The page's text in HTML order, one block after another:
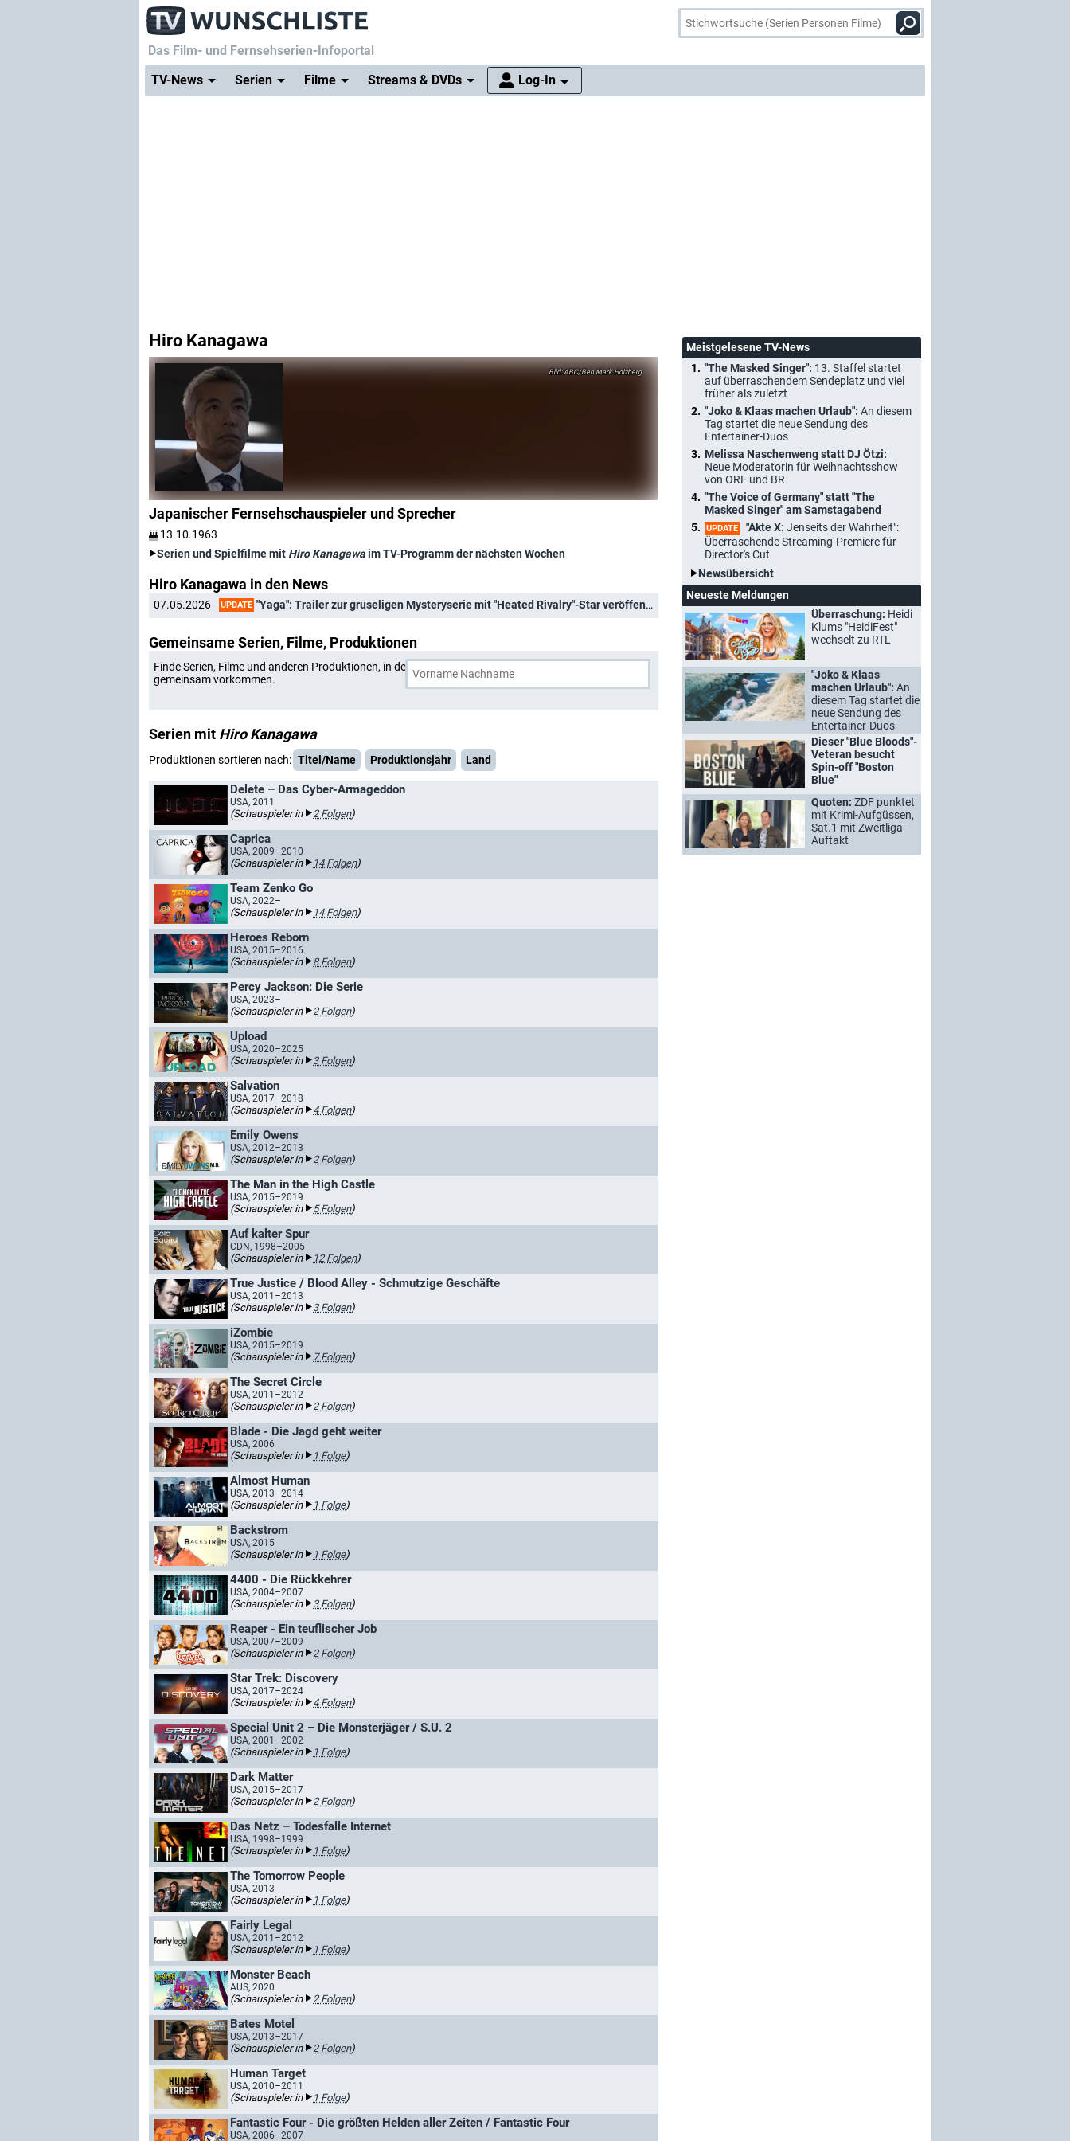
Das Film- und Fernsehserien-Infoportal
TV-News
Serien Filme Streams & DVDs Log-In
Hiro Kanagawa
ABC/Ben Mark Holzberg
Japanischer Fernsehschauspieler und Sprecher
13.10.1963
Serien und Spielfilme mit Hiro Kanagawaim TV-Programm der nächsten Wochen
Hiro Kanagawa in den News
07.05.2026 UPDATE "Yaga": Trailer zur gruseligen Mysteryserie mit "Heated Rivalry"-Star veröffentlicht
Gemeinsame Serien, Filme, Produktionen
Finde Serien, Filme und anderen Produktionen, in denen Hiro Kanagawa
gemeinsam vorkommen.
Serien mit Hiro Kanagawa
Produktionen sortieren nach: Titel/Name Produktionsjahr Land
Delete – Das Cyber-Armageddon
USA, 2011
(Schauspieler in 2 Folgen)
Caprica
USA, 2009–2010
(Schauspieler in 14 Folgen)
Team Zenko Go
USA, 2022–
(Schauspieler in 14 Folgen)
Heroes Reborn
USA, 2015–2016
(Schauspieler in 8 Folgen)
Percy Jackson: Die Serie
USA, 2023–
(Schauspieler in 2 Folgen)
Upload
USA, 2020–2025
(Schauspieler in 3 Folgen)
Salvation
USA, 2017–2018
(Schauspieler in 4 Folgen)
Emily Owens
USA, 2012–2013
(Schauspieler in 2 Folgen)
The Man in the High Castle
USA, 2015–2019
(Schauspieler in 5 Folgen)
Auf kalter Spur
CDN, 1998–2005
(Schauspieler in 12 Folgen)
True Justice / Blood Alley - Schmutzige Geschäfte
USA, 2011–2013
(Schauspieler in 3 Folgen)
iZombie
USA, 2015–2019
(Schauspieler in 7 Folgen)
The Secret Circle
USA, 2011–2012
(Schauspieler in 2 Folgen)
Blade - Die Jagd geht weiter
USA, 2006
(Schauspieler in 1 Folge)
Almost Human
USA, 2013–2014
(Schauspieler in 1 Folge)
Backstrom
USA, 2015
(Schauspieler in 1 Folge)
4400 - Die Rückkehrer
USA, 2004–2007
(Schauspieler in 3 Folgen)
Reaper - Ein teuflischer Job
USA, 2007–2009
(Schauspieler in 2 Folgen)
Star Trek: Discovery
USA, 2017–2024
(Schauspieler in 4 Folgen)
Special Unit 2 – Die Monsterjäger / S.U. 2
USA, 2001–2002
(Schauspieler in 1 Folge)
Dark Matter
USA, 2015–2017
(Schauspieler in 2 Folgen)
Das Netz – Todesfalle Internet
USA, 1998–1999
(Schauspieler in 1 Folge)
The Tomorrow People
USA, 2013
(Schauspieler in 1 Folge)
Fairly Legal
USA, 2011–2012
(Schauspieler in 1 Folge)
Monster Beach
AUS, 2020
(Schauspieler in 2 Folgen)
Bates Motel
USA, 2013–2017
(Schauspieler in 2 Folgen)
Human Target
USA, 2010–2011
(Schauspieler in 1 Folge)
Fantastic Four - Die größten Helden aller Zeiten / Fantastic Four
USA, 2006–2007
Meistgelesene TV-News
"The Masked Singer": 13. Staffel startet
auf überraschendem Sendeplatz und viel
früher als zuletzt
"Joko & Klaas machen Urlaub": An diesem
Tag startet die neue Sendung des
Entertainer-Duos
Melissa Naschenweng statt DJ Ötzi:
Neue Moderatorin für Weihnachtsshow
von ORF und BR
"The Voice of Germany" statt "The
Masked Singer" am Samstagabend
UPDATE "Akte X: Jenseits der Wahrheit":
Überraschende Streaming-Premiere für
Director's Cut
Newsübersicht
Neueste Meldungen
Überraschung: Heidi
Klums "HeidiFest"
wechselt zu RTL
"Joko & Klaas
machen Urlaub": An
diesem Tag startet die
neue Sendung des
Entertainer-Duos
Dieser "Blue Bloods"-
Veteran besucht
Spin-off "Boston
Blue"
Quoten: ZDF punktet
mit Krimi-Aufgüssen,
Sat.1 mit Zweitliga-
Auftakt